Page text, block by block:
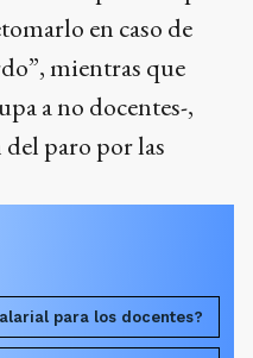
en caso de
mientras que
a no docentes-,
paro por las
para los docentes?